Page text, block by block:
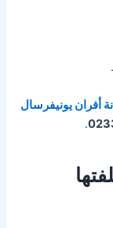
أفران يونيفرسال
.